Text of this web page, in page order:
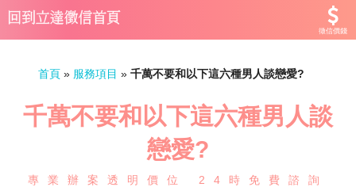
徵信價錢
首頁 » 服務項目 » 千萬不要和以下這六種男人談戀愛?
千萬不要和以下這六種男人談
戀愛?
專業辦案透明價位 24時免費諮詢